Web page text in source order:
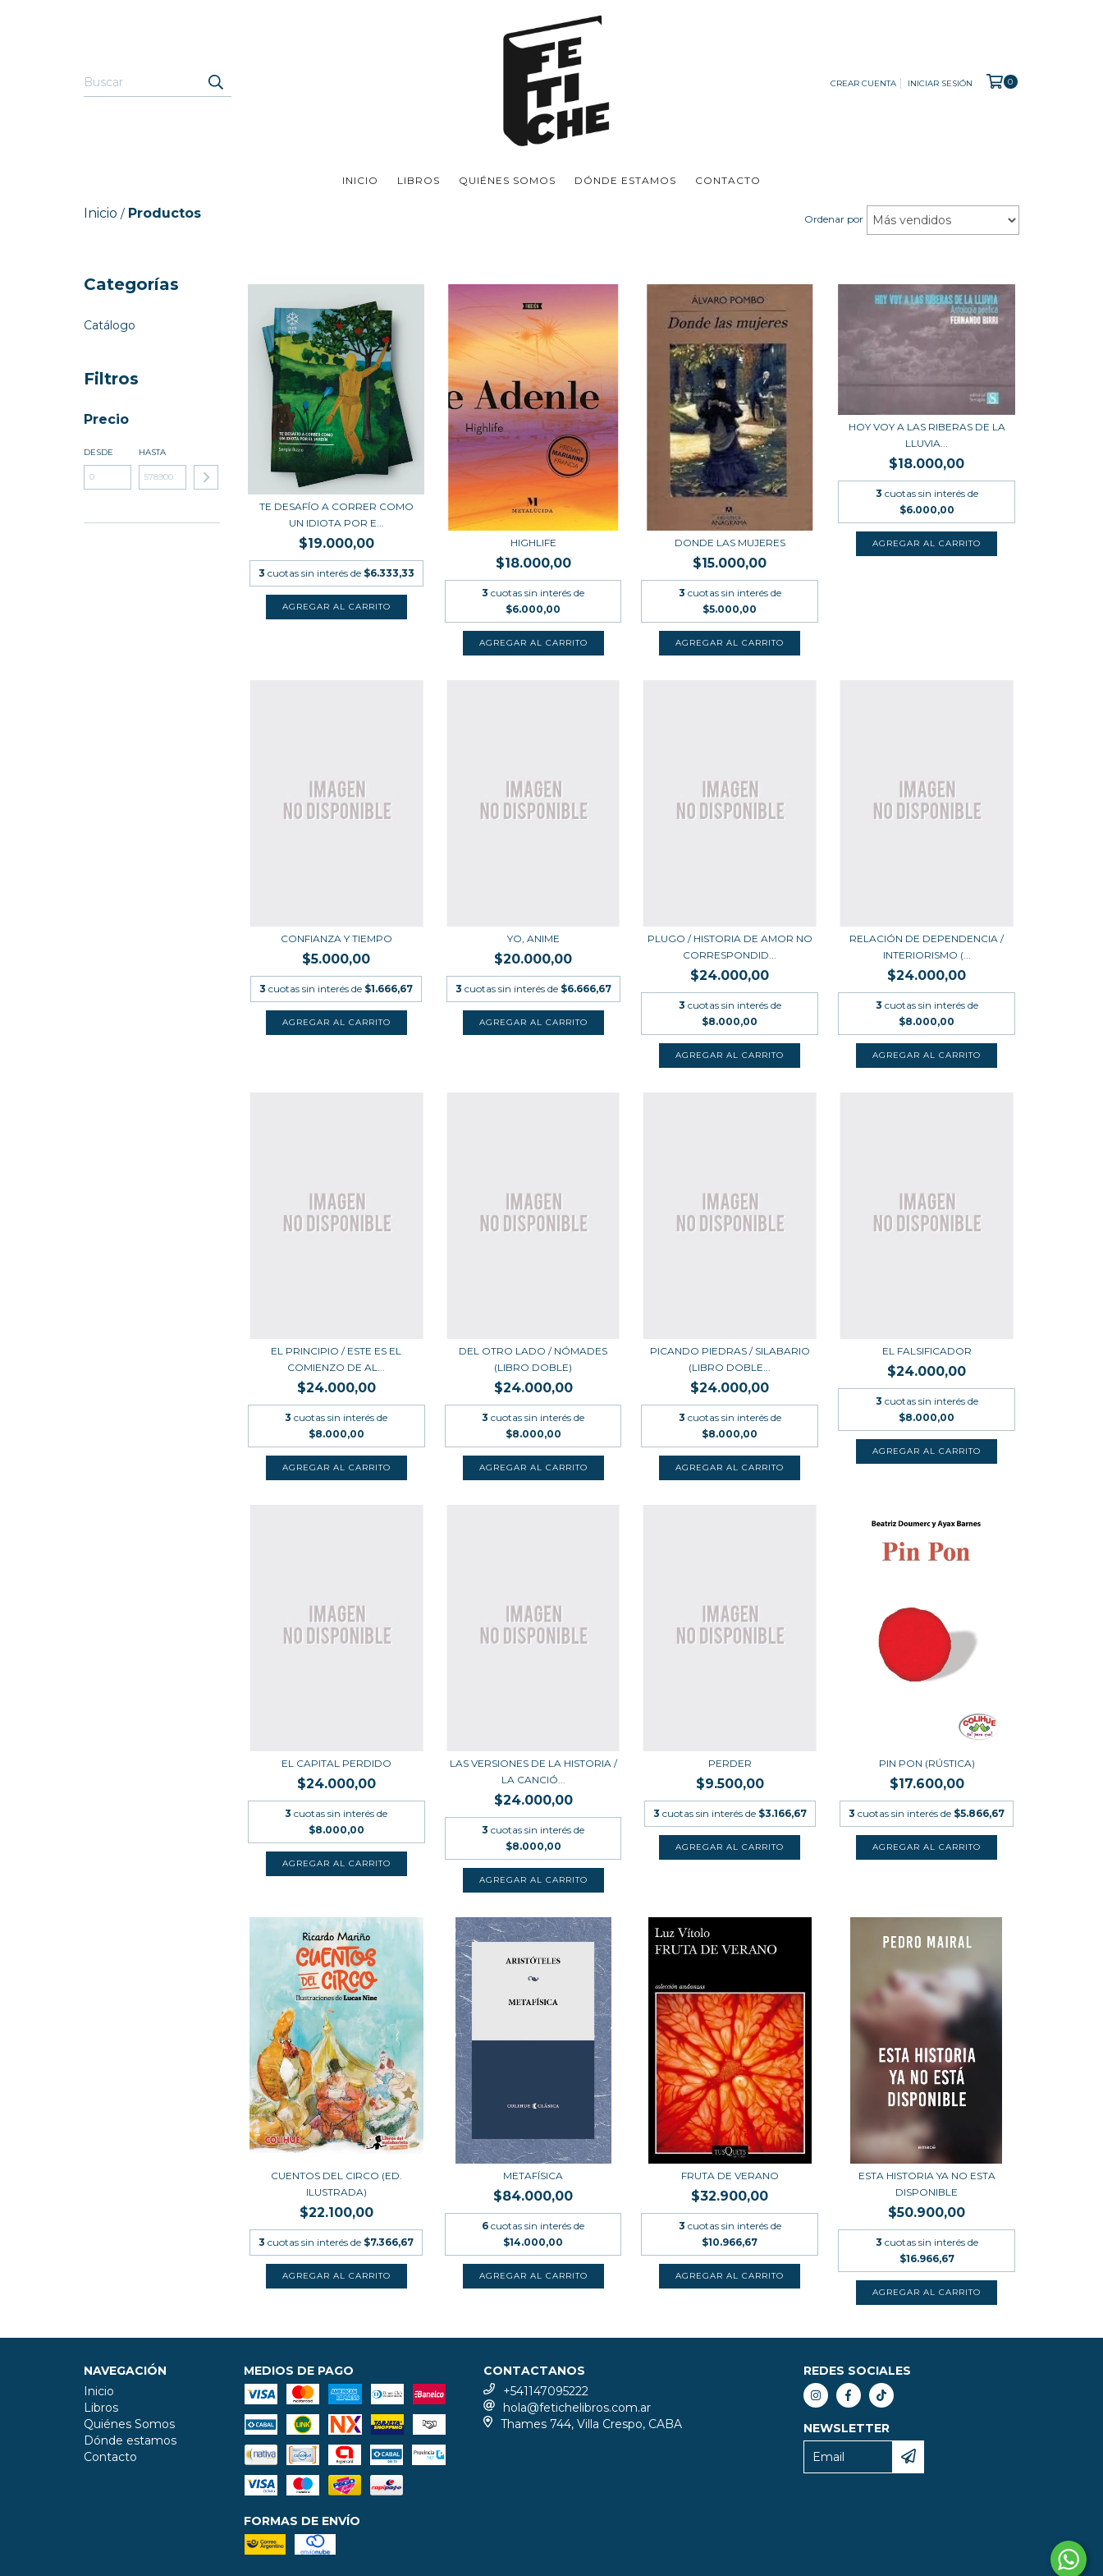
CREAR CUENTA INICIAR SESIÓN 0
INICIO LIBROS QUIÉNES SOMOS DÓNDE ESTAMOS CONTACTO
Inicio / Productos Ordenar por
Categorías
Catálogo
Filtros
Precio
DESDE HASTA
TE DESAFÍO A CORRER COMO
UN IDIOTA POR E...
$19.000,00
3 cuotas sin interés de $6.333,33
HIGHLIFE
$18.000,00
3 cuotas sin interés de
$6.000,00
DONDE LAS MUJERES
$15.000,00
3 cuotas sin interés de
$5.000,00
HOY VOY A LAS RIBERAS DE LA
LLUVIA...
$18.000,00
3 cuotas sin interés de
$6.000,00
CONFIANZA Y TIEMPO
$5.000,00
3 cuotas sin interés de $1.666,67
YO, ANIME
$20.000,00
3 cuotas sin interés de $6.666,67
PLUGO / HISTORIA DE AMOR NO
CORRESPONDID...
$24.000,00
3 cuotas sin interés de
$8.000,00
RELACIÓN DE DEPENDENCIA /
INTERIORISMO (...
$24.000,00
3 cuotas sin interés de
$8.000,00
EL PRINCIPIO / ESTE ES EL
COMIENZO DE AL...
$24.000,00
3 cuotas sin interés de
$8.000,00
DEL OTRO LADO / NÓMADES
(LIBRO DOBLE)
$24.000,00
3 cuotas sin interés de
$8.000,00
PICANDO PIEDRAS / SILABARIO
(LIBRO DOBLE...
$24.000,00
3 cuotas sin interés de
$8.000,00
EL FALSIFICADOR
$24.000,00
3 cuotas sin interés de
$8.000,00
EL CAPITAL PERDIDO
$24.000,00
3 cuotas sin interés de
$8.000,00
LAS VERSIONES DE LA HISTORIA /
LA CANCIÓ...
$24.000,00
3 cuotas sin interés de
$8.000,00
PERDER
$9.500,00
3 cuotas sin interés de $3.166,67
PIN PON (RÚSTICA)
$17.600,00
3 cuotas sin interés de $5.866,67
CUENTOS DEL CIRCO (ED.
ILUSTRADA)
$22.100,00
3 cuotas sin interés de $7.366,67
METAFÍSICA
$84.000,00
6 cuotas sin interés de
$14.000,00
FRUTA DE VERANO
$32.900,00
3 cuotas sin interés de
$10.966,67
ESTA HISTORIA YA NO ESTA
DISPONIBLE
$50.900,00
3 cuotas sin interés de
$16.966,67
NAVEGACIÓN
Inicio
Libros
Quiénes Somos
Dónde estamos
Contacto
MEDIOS DE PAGO
FORMAS DE ENVÍO
CONTACTANOS
+541147095222
hola@fetichelibros.com.ar
Thames 744, Villa Crespo, CABA
REDES SOCIALES
NEWSLETTER